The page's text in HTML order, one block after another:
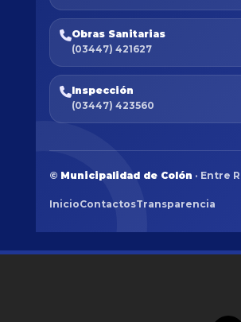
Obras Sanitarias
(03447) 421627
Inspección
(03447) 423560
© Municipalidad de Colón · Entre
InicioContactosTransparencia